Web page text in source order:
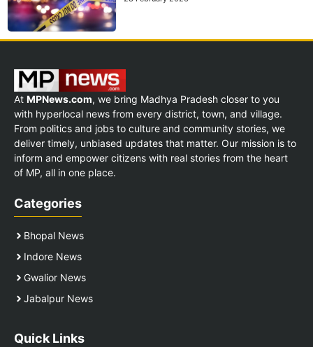
At MPNews.com, we bring Madhya Pradesh closer to you
with hyperlocal news from every district, town, and village.
From politics and jobs to culture and community stories, we
deliver timely, unbiased updates that matter. Our mission is to
inform and empower citizens with real stories from the heart
of MP, all in one place.
Categories
Bhopal News
Indore News
Gwalior News
Jabalpur News
Quick Links